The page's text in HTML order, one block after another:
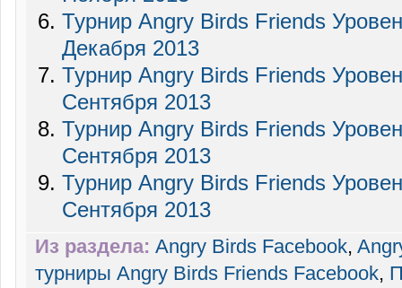
Турнир Angry Birds Friends
Декабря 2013
Турнир Angry Birds Friends
Сентября 2013
Турнир Angry Birds Friends
Сентября 2013
Турнир Angry Birds Friends
Сентября 2013
Из раздела: Angry Birds Facebook,
турниры Angry Birds Friends Facebook,